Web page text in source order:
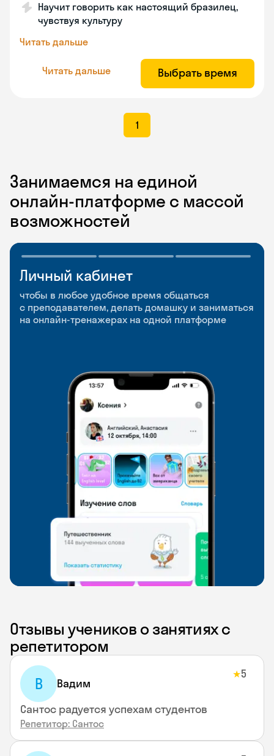
Научит говорить как настоящий бразилец,
чувствуя культуру
Читать дальше
Читать дальше Выбрать время
1
Занимаемся на единой
онлайн-платформе с массой
возможностей
Личный кабинет
чтобы в любое удобное время общаться
с преподавателем, делать домашку и заниматься
на онлайн-тренажерах на одной платформе
Мобильное
приложение
чтобы заниматься и изучать новые слова где
и когда удобно
Разговорные клубы
и Talks
Групповые занятия для разговорной практики
и индивидуальные встречи с преподавателями
Отзывы учеников о занятиях с
репетитором
В Вадим
★5
Сантос радуется успехам студентов
Репетитор: Сантос